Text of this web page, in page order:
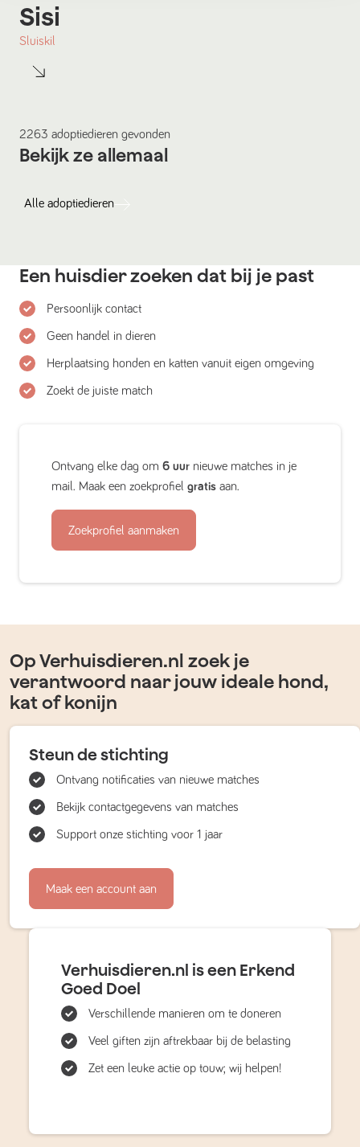
Sisi
Sluiskil
2263 adoptiedieren gevonden
Bekijk ze allemaal
Alle adoptiedieren
Een huisdier zoeken dat bij je past
Persoonlijk contact
Geen handel in dieren
Herplaatsing honden en katten vanuit eigen omgeving
Zoekt de juiste match
Ontvang elke dag om 6 uur nieuwe matches in je
mail. Maak een zoekprofiel gratis aan.
Zoekprofiel aanmaken
Op Verhuisdieren.nl zoek je
verantwoord naar jouw ideale hond,
kat of konijn
Steun de stichting
Ontvang notificaties van nieuwe matches
Bekijk contactgegevens van matches
Support onze stichting voor 1 jaar
Maak een account aan
Verhuisdieren.nl is een Erkend
Goed Doel
Verschillende manieren om te doneren
Veel giften zijn aftrekbaar bij de belasting
Zet een leuke actie op touw; wij helpen!